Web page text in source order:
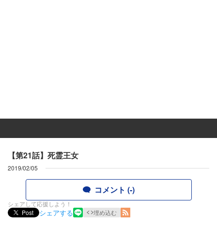
【第21話】死霊王女
2019/02/05
コメント (-)
シェアして応援しよう！
Post
シェアする 埋め込む